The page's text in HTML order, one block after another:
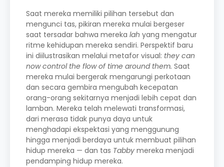
Saat mereka memiliki pilihan tersebut dan
mengunci tas, pikiran mereka mulai bergeser
saat tersadar bahwa mereka lah yang mengatur
ritme kehidupan mereka sendiri. Perspektif baru
ini diilustrasikan melalui metafor visual: they can
now control the flow of time around them. Saat
mereka mulai bergerak mengarungi perkotaan
dan secara gembira mengubah kecepatan
orang-orang sekitarnya menjadi lebih cepat dan
lamban. Mereka telah melewati transformasi,
dari merasa tidak punya daya untuk
menghadapi ekspektasi yang menggunung
hingga menjadi berdaya untuk membuat pilihan
hidup mereka — dan tas Tabby mereka menjadi
pendamping hidup mereka.